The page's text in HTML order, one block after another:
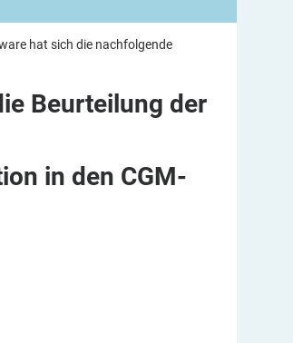
hat sich die nachfolgende
Beurteilung der
in den CGM-